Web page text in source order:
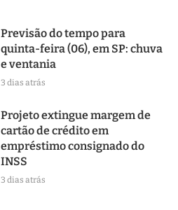
Previsão do tempo para
quinta-feira (06), em SP: chuva
e ventania
3 dias atrás
Projeto extingue margem de
cartão de crédito em
empréstimo consignado do
INSS
3 dias atrás